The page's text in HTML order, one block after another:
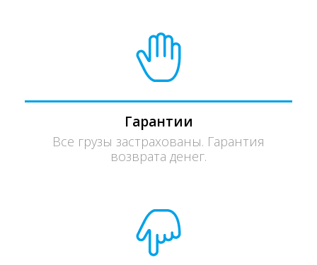
Гарантии
Все грузы застрахованы. Гарантия
возврата денег.